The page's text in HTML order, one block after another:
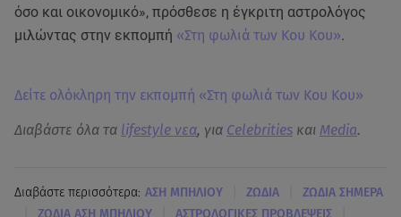
όσο και οικονομικό», πρόσθεσε η έγκριτη αστρολόγος
μιλώντας στην εκπομπή «Στη φωλιά των Κου Κου».
Δείτε ολόκληρη την εκπομπή «Στη φωλιά των Κου Κου»
Διαβάστε όλα τα lifestyle νεα, για Celebrities και Media.
Διαβάστε περισσότερα: ΑΣΗ ΜΠΗΛΙΟΥ ΖΩΔΙΑ ΖΩΔΙΑ ΣΗΜΕΡΑ
ΖΩΔΙΑ ΑΣΗ ΜΠΗΛΙΟΥ ΑΣΤΡΟΛΟΓΙΚΕΣ ΠΡΟΒΛΕΨΕΙΣ